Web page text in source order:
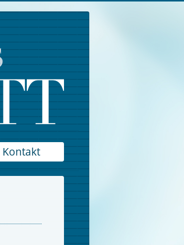
Kontakt